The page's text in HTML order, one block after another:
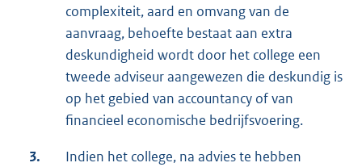
complexiteit, aard en omvang van de
aanvraag, behoefte bestaat aan extra
deskundigheid wordt door het college een
tweede adviseur aangewezen die deskundig is
op het gebied van accountancy of van
financieel economische bedrijfsvoering.
3.
Indien het college, na advies te hebben